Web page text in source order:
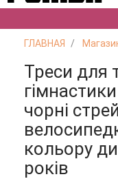
ГЛАВНАЯ
Треси для
чорні
кольору
років